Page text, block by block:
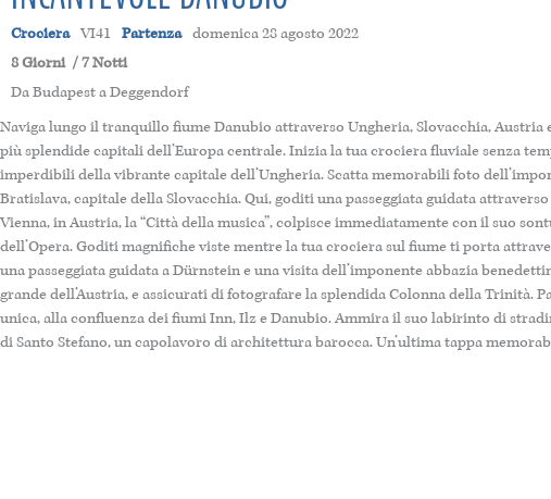
Crociera VI41 Partenza domenica 28 agosto 2022
8 Giorni/ 7 Notti
Da Budapesta Deggendorf
Naviga lungo il tranquillo fiume Danubio attraverso Ungheria, Slovacchia,
più splendide capitali dell’Europa centrale. Inizia la tua crociera fluviale senza
imperdibili della vibrante capitale dell’Ungheria. Scatta memorabili foto
Bratislava, capitale della Slovacchia. Qui, goditi una passeggiata guidata
Vienna, in Austria, la “Città della musica”, colpisce immediatamente con il suo
dell’Opera. Goditi magnifiche viste mentre la tua crociera sul fiume ti porta
una passeggiata guidata a Dürnstein e una visita dell’imponente abbazia
grande dell’Austria, e assicurati di fotografare la splendida Colonna della Trinità.
unica, alla confluenza dei fiumi Inn, Ilz e Danubio. Ammira il suo labirinto di
di Santo Stefano, un capolavoro di architettura barocca. Un’ultima tappa